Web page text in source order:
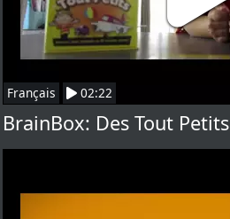
Français 02:22
BrainBox: Des Tout Petits